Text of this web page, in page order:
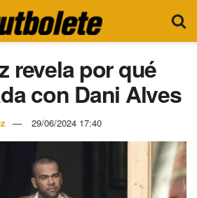
revela por qué
con Dani Alves
29/06/2024 17:40